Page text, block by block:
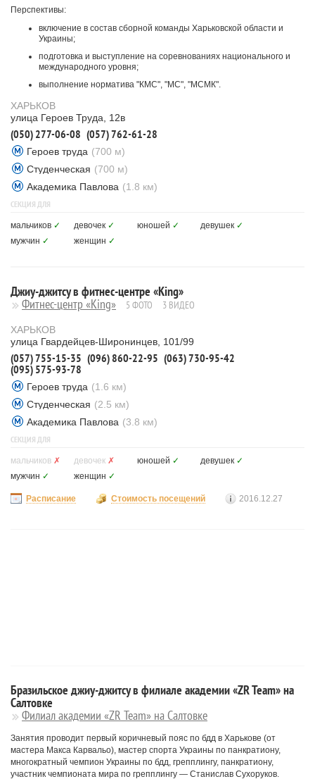
Перспективы:
включение в состав сборной команды Харьковской области и
Украины;
подготовка и выступление на соревнованиях национального и
международного уровня;
выполнение норматива "КМС", "МС", "МСМК".
ХАРЬКОВ
улица Героев Труда, 12в
(050) 277-06-08 (057) 762-61-28
Героев труда (700 м)
Студенческая (700 м)
Академика Павлова (1.8 км)
СЕКЦИЯ ДЛЯ
мальчиков ✓ девочек ✓ юношей ✓ девушек ✓
мужчин ✓ женщин ✓
Джиу-джитсу в фитнес-центре «King»
Фитнес-центр «King» 5 ФОТО 3 ВИДЕО
ХАРЬКОВ
улица Гвардейцев-Широнинцев, 101/99
(057) 755-15-35 (096) 860-22-95 (063) 730-95-42
(095) 575-93-78
Героев труда (1.6 км)
Студенческая (2.5 км)
Академика Павлова (3.8 км)
СЕКЦИЯ ДЛЯ
мальчиков ✗ девочек ✗ юношей ✓ девушек ✓
мужчин ✓ женщин ✓
Расписание Стоимость посещений 2016.12.27
Бразильское джиу-джитсу в филиале академии «ZR Team» на
Салтовке
Филиал академии «ZR Team» на Салтовке
Занятия проводит первый коричневый пояс по бдд в Харькове (от
мастера Макса Карвальо), мастер спорта Украины по панкратиону,
многократный чемпион Украины по бдд, грепплингу, панкратиону,
участник чемпионата мира по грепплингу — Станислав Сухоруков.